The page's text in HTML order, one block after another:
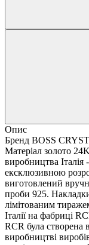
Опис
Бренд BOSS
Матеріал золото
виробництва
ексклюзивною
виготовлений
проби 925.
лімітованим
Італії на фабриці
RCR була створена
виробництві